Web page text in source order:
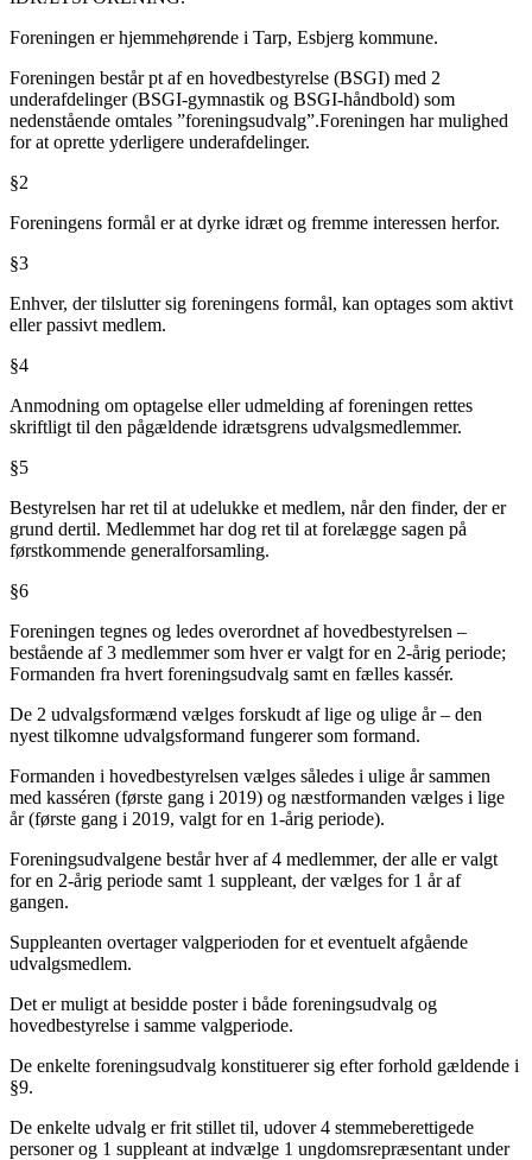
Foreningen er hjemmehørende i Tarp, Esbjerg kommune.
Foreningen består pt af en hovedbestyrelse (BSGI) med 2
underafdelinger (BSGI-gymnastik og BSGI-håndbold) som
nedenstående omtales ”foreningsudvalg”.Foreningen har mulighed
for at oprette yderligere underafdelinger.
§2
Foreningens formål er at dyrke idræt og fremme interessen herfor.
§3
Enhver, der tilslutter sig foreningens formål, kan optages som aktivt
eller passivt medlem.
§4
Anmodning om optagelse eller udmelding af foreningen rettes
skriftligt til den pågældende idrætsgrens udvalgsmedlemmer.
§5
Bestyrelsen har ret til at udelukke et medlem, når den finder, der er
grund dertil. Medlemmet har dog ret til at forelægge sagen på
førstkommende generalforsamling.
§6
Foreningen tegnes og ledes overordnet af hovedbestyrelsen –
bestående af 3 medlemmer som hver er valgt for en 2-årig periode;
Formanden fra hvert foreningsudvalg samt en fælles kassér.
De 2 udvalgsformænd vælges forskudt af lige og ulige år – den
nyest tilkomne udvalgsformand fungerer som formand.
Formanden i hovedbestyrelsen vælges således i ulige år sammen
med kasséren (første gang i 2019) og næstformanden vælges i lige
år (første gang i 2019, valgt for en 1-årig periode).
Foreningsudvalgene består hver af 4 medlemmer, der alle er valgt
for en 2-årig periode samt 1 suppleant, der vælges for 1 år af
gangen.
Suppleanten overtager valgperioden for et eventuelt afgående
udvalgsmedlem.
Det er muligt at besidde poster i både foreningsudvalg og
hovedbestyrelse i samme valgperiode.
De enkelte foreningsudvalg konstituerer sig efter forhold gældende i
§9.
De enkelte udvalg er frit stillet til, udover 4 stemmeberettigede
personer og 1 suppleant at indvælge 1 ungdomsrepræsentant under